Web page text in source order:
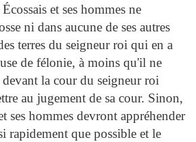
et ses hommes ne
ni dans aucune de ses autres
terres du seigneur roi qui en a
de félonie, à moins qu'il ne
la cour du seigneur roi
au jugement de sa cour. Sinon,
ses hommes devront appréhender
rapidement que possible et le